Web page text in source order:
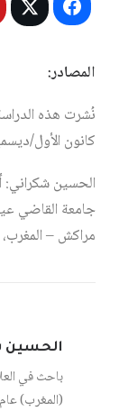
المصادر:
كانون الأول/ديسمبر
الحسين شكراني:
جامعة القاضي
مراكش – المغرب،
الحسين
باحث في